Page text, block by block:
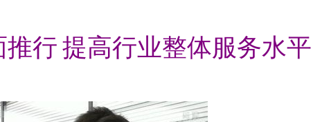
行 提高行业整体服务水平